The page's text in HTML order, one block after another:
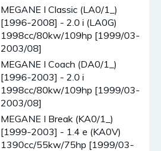
MEGANE I Classic (LA0/1_)
[1996-2008] - 2.0 i (LA0G)
1998cc/80kw/109hp [1999/03-
2003/08]
MEGANE I Coach (DA0/1_)
[1996-2003] - 2.0 i
1998cc/80kw/109hp [1999/03-
2003/08]
MEGANE I Break (KA0/1_)
[1999-2003] - 1.4 e (KA0V)
1390cc/55kw/75hp [1999/03-